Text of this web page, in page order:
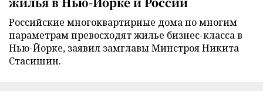
Российские многоквартирные дома по многим
параметрам превосходят жилье бизнес-класса в
Нью-Йорке, заявил замглавы Минстроя Никита
Стасишин.